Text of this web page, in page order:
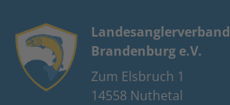
Landesanglerverband
Brandenburg e.V.
Zum Elsbruch 1
14558 Nuthetal